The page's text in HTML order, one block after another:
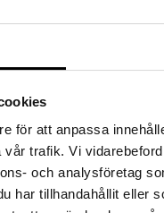
för att anpassa
trafik. Vi
och analysföretag
har tillhandahållit eller
från Rodial –
med retinol som
struktur.
plumpar huden.
stärker hudhälsan.